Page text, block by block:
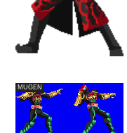
MUGEN